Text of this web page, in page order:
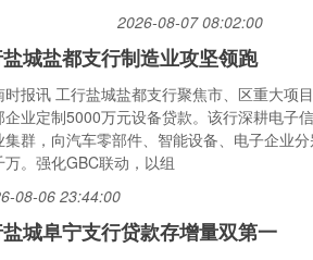
2026-08-07 08:02:00
城盐都支行制造业攻坚领跑
时报讯 工行盐城盐都支行聚焦市、区重大项
企业定制5000万元设备贷款。该行深耕电子
集群，向汽车零部件、智能设备、电子企业
万。强化GBC联动，以组
08-06 23:44:00
城阜宁支行贷款存增量双第一